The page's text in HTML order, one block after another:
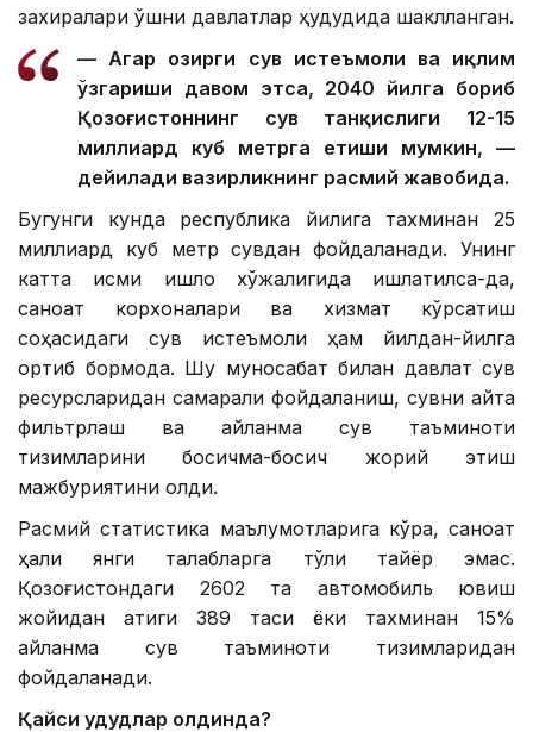
захиралари қўшни давлатлар ҳудудида шаклланган.
— Агар ҳозирги сув истеъмоли ва иқлим
ўзгариши давом этса, 2040 йилга бориб
Қозоғистоннинг сув танқислиги 12-15
миллиард куб метрга етиши мумкин, —
дейилади вазирликнинг расмий жавобида.
Бугунги кунда республика йилига тахминан 25
миллиард куб метр сувдан фойдаланади. Унинг
катта қисми қишлоқ хўжалигида ишлатилса-да,
саноат корхоналари ва хизмат кўрсатиш
соҳасидаги сув истеъмоли ҳам йилдан-йилга
ортиб бормоқда. Шу муносабат билан давлат сув
ресурсларидан самарали фойдаланиш, сувни қайта
фильтрлаш ва айланма сув таъминоти
тизимларини босқичма-босқич жорий этиш
мажбуриятини олди.
Расмий статистика маълумотларига кўра, саноат
ҳали янги талабларга тўлиқ тайёр эмас.
Қозоғистондаги 2602 та автомобиль ювиш
жойидан атиги 389 таси ёки тахминан 15%
айланма сув таъминоти тизимларидан
фойдаланади.
Қайси ҳудудлар олдинда?